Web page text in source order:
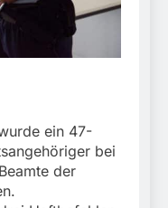
Zigaretten
eines
über die
ein 47-
bei
der